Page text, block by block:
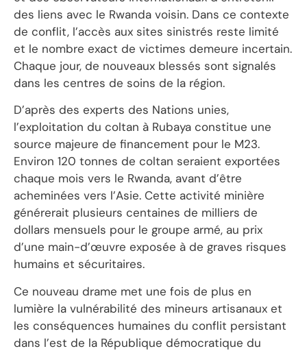
des liens avec le Rwanda voisin. Dans ce contexte
de conflit, l’accès aux sites sinistrés reste limité
et le nombre exact de victimes demeure incertain.
Chaque jour, de nouveaux blessés sont signalés
dans les centres de soins de la région.
D’après des experts des Nations unies,
l’exploitation du coltan à Rubaya constitue une
source majeure de financement pour le M23.
Environ 120 tonnes de coltan seraient exportées
chaque mois vers le Rwanda, avant d’être
acheminées vers l’Asie. Cette activité minière
générerait plusieurs centaines de milliers de
dollars mensuels pour le groupe armé, au prix
d’une main-d’œuvre exposée à de graves risques
humains et sécuritaires.
Ce nouveau drame met une fois de plus en
lumière la vulnérabilité des mineurs artisanaux et
les conséquences humaines du conflit persistant
dans l’est de la République démocratique du